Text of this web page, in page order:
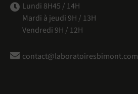
Lundi 8H45 / 14H
Mardi à jeudi 9H / 13H
Vendredi 9H / 12H
contact@laboratoiresbimont.com